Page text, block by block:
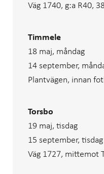
Väg 1740, g:a R40,
Timmele
18 maj, måndag
14 september,
Plantvägen, innan
Torsbo
19 maj, tisdag
15 september, tisdag
Väg 1727, mittemot